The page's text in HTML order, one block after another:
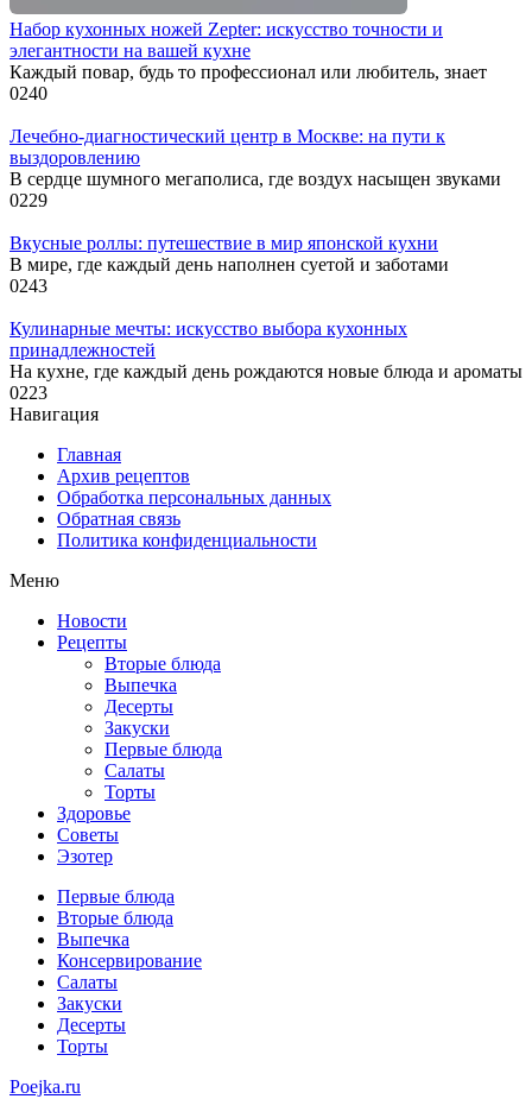
Набор кухонных ножей Zepter: искусство точности и
элегантности на вашей кухне
Каждый повар, будь то профессионал или любитель, знает
0240
Лечебно-диагностический центр в Москве: на пути к
выздоровлению
В сердце шумного мегаполиса, где воздух насыщен звуками
0229
Вкусные роллы: путешествие в мир японской кухни
В мире, где каждый день наполнен суетой и заботами
0243
Кулинарные мечты: искусство выбора кухонных
принадлежностей
На кухне, где каждый день рождаются новые блюда и ароматы
0223
Навигация
Главная
Архив рецептов
Обработка персональных данных
Обратная связь
Политика конфиденциальности
Меню
Новости
Рецепты
Вторые блюда
Выпечка
Десерты
Закуски
Первые блюда
Салаты
Торты
Здоровье
Советы
Эзотер
Первые блюда
Вторые блюда
Выпечка
Консервирование
Салаты
Закуски
Десерты
Торты
Poejka.ru